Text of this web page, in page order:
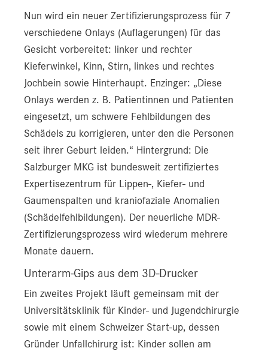
Nun wird ein neuer Zertifizierungsprozess für 7
verschiedene Onlays (Auflagerungen) für das
Gesicht vorbereitet: linker und rechter
Kieferwinkel, Kinn, Stirn, linkes und rechtes
Jochbein sowie Hinterhaupt. Enzinger: „Diese
Onlays werden z. B. Patientinnen und Patienten
eingesetzt, um schwere Fehlbildungen des
Schädels zu korrigieren, unter den die Personen
seit ihrer Geburt leiden.“ Hintergrund: Die
Salzburger MKG ist bundesweit zertifiziertes
Expertisezentrum für Lippen-, Kiefer- und
Gaumenspalten und kraniofaziale Anomalien
(Schädelfehlbildungen). Der neuerliche MDR-
Zertifizierungsprozess wird wiederum mehrere
Monate dauern.
Unterarm-Gips aus dem 3D-Drucker
Ein zweites Projekt läuft gemeinsam mit der
Universitätsklinik für Kinder- und Jugendchirurgie
sowie mit einem Schweizer Start-up, dessen
Gründer Unfallchirurg ist: Kinder sollen am